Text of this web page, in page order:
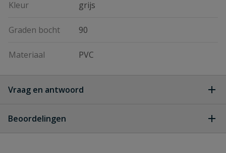
Kleur grijs
Graden bocht 90
Materiaal PVC
Vraag en antwoord
Beoordelingen